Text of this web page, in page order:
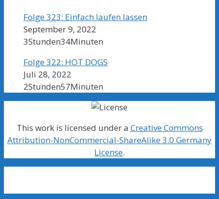
Folge 323: Einfach laufen lassen
September 9, 2022
3Stunden34Minuten
Folge 322: HOT DOGS
Juli 28, 2022
2Stunden57Minuten
This work is licensed under a Creative Commons
Attribution-NonCommercial-ShareAlike 3.0 Germany
License.